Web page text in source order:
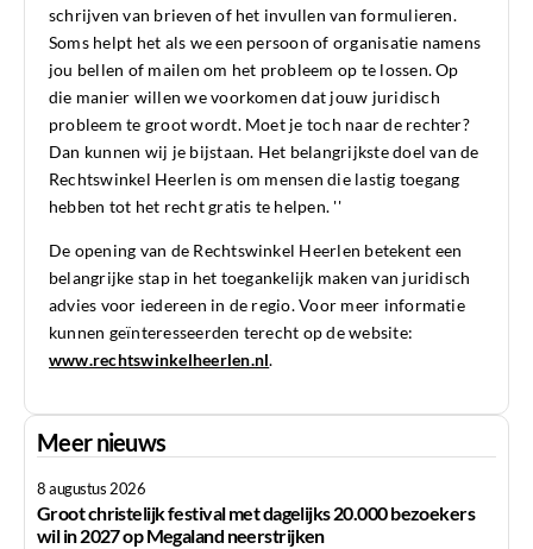
schrijven van brieven of het invullen van formulieren.
Soms helpt het als we een persoon of organisatie namens
jou bellen of mailen om het probleem op te lossen. Op
die manier willen we voorkomen dat jouw juridisch
probleem te groot wordt. Moet je toch naar de rechter?
Dan kunnen wij je bijstaan. Het belangrijkste doel van de
Rechtswinkel Heerlen is om mensen die lastig toegang
hebben tot het recht gratis te helpen. ''
De opening van de Rechtswinkel Heerlen betekent een
belangrijke stap in het toegankelijk maken van juridisch
advies voor iedereen in de regio. Voor meer informatie
kunnen geïnteresseerden terecht op de website:
www.rechtswinkelheerlen.nl.
Meer nieuws
8 augustus 2026
Groot christelijk festival met dagelijks 20.000 bezoekers
wil in 2027 op Megaland neerstrijken